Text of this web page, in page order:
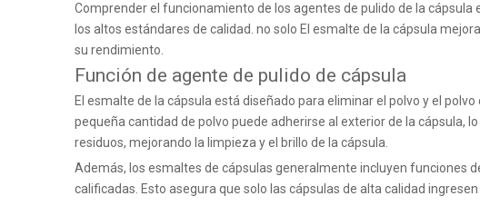
Comprender el funcionamiento de los agentes de pulido de la
los altos estándares de calidad. no solo El esmalte de la cápsula
su rendimiento.
Función de agente de pulido de cápsula
El esmalte de la cápsula está diseñado para eliminar el polvo y el
pequeña cantidad de polvo puede adherirse al exterior de la cápsula,
residuos, mejorando la limpieza y el brillo de la cápsula.
Además, los esmaltes de cápsulas generalmente incluyen funciones
calificadas. Esto asegura que solo las cápsulas de alta calidad